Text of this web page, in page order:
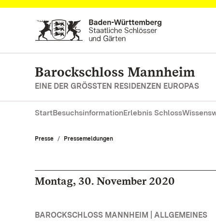
Zum Hauptinhalt springen
Barockschloss Mannheim
EINE DER GRÖSSTEN RESIDENZEN EUROPAS
StartBesuchsinformationErlebnis Schloss
Presse Pressemeldungen
Montag, 30. November 2020
BAROCKSCHLOSS MANNHEIM | ALLGEMEINES